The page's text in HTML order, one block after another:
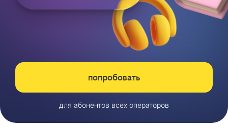
попробовать
для абонентов всех операторов